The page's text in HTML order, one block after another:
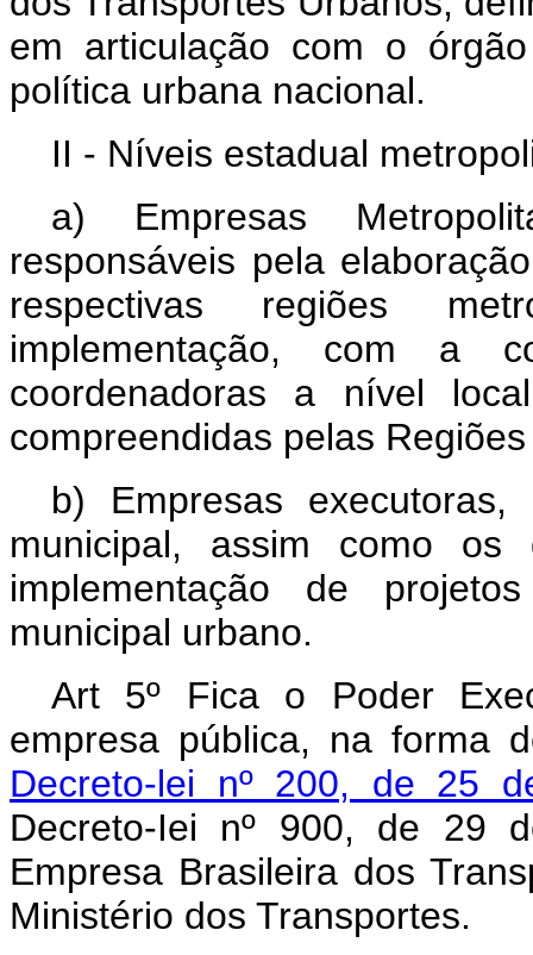
em articulação com o
política urbana nacional.
II - Níveis estadual
a) Empresas
responsáveis pela
respectivas regiões
implementação, com a
coordenadoras a nível
compreendidas pelas
b) Empresas
municipal, assim como os
implementação de
municipal urbano.
Art 5º Fica o Poder
empresa pública, na forma
Decreto-lei nº 200, de 25
Decreto-Iei nº 900, de 29
Empresa Brasileira dos
Ministério dos Transportes.